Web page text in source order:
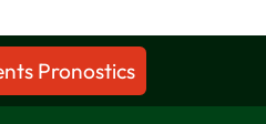
Pronostics